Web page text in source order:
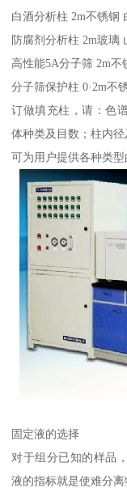
白酒分析柱 2m不锈钢
防腐剂分析柱 2m玻璃
高性能5A分子筛 2m不
分子筛保护柱 0·2m不
订做填充柱，请：色
体种类及目数；柱内径
可为用户提供各种类型
固定液的选择
对于组分已知的样品
液的指标就是使难分离